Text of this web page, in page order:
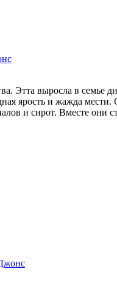
Этта выросла в семье
ярость и жажда
и сирот. Вместе они